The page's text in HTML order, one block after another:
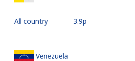
All country ⁦3.9p⁩
Venezuela